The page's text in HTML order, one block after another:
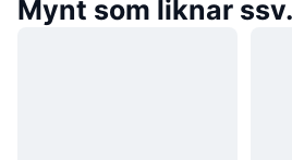
Mynt som liknar